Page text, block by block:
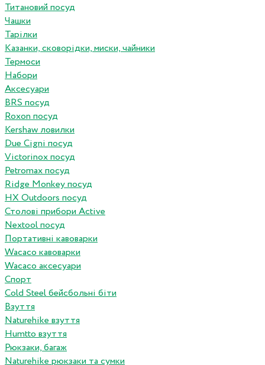
Титановий посуд
Чашки
Тарілки
Казанки, сковорідки, миски, чайники
Термоси
Набори
Аксесуари
BRS посуд
Roxon посуд
Kershaw ловилки
Due Cigni посуд
Victorinox посуд
Petromax посуд
Ridge Monkey посуд
HX Outdoors посуд
Столові прибори Active
Nextool посуд
Портативні кавоварки
Wacaco кавоварки
Wacaco аксесуари
Спорт
Cold Steel бейсбольні біти
Взуття
Naturehike взуття
Humtto взуття
Рюкзаки, багаж
Naturehike рюкзаки та сумки